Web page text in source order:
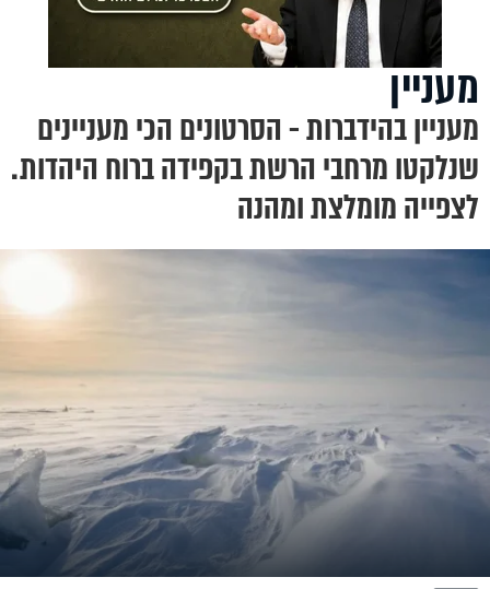
מעניין
מעניין בהידברות - הסרטונים הכי מעניינים
שנלקטו מרחבי הרשת בקפידה ברוח היהדות.
לצפייה מומלצת ומהנה